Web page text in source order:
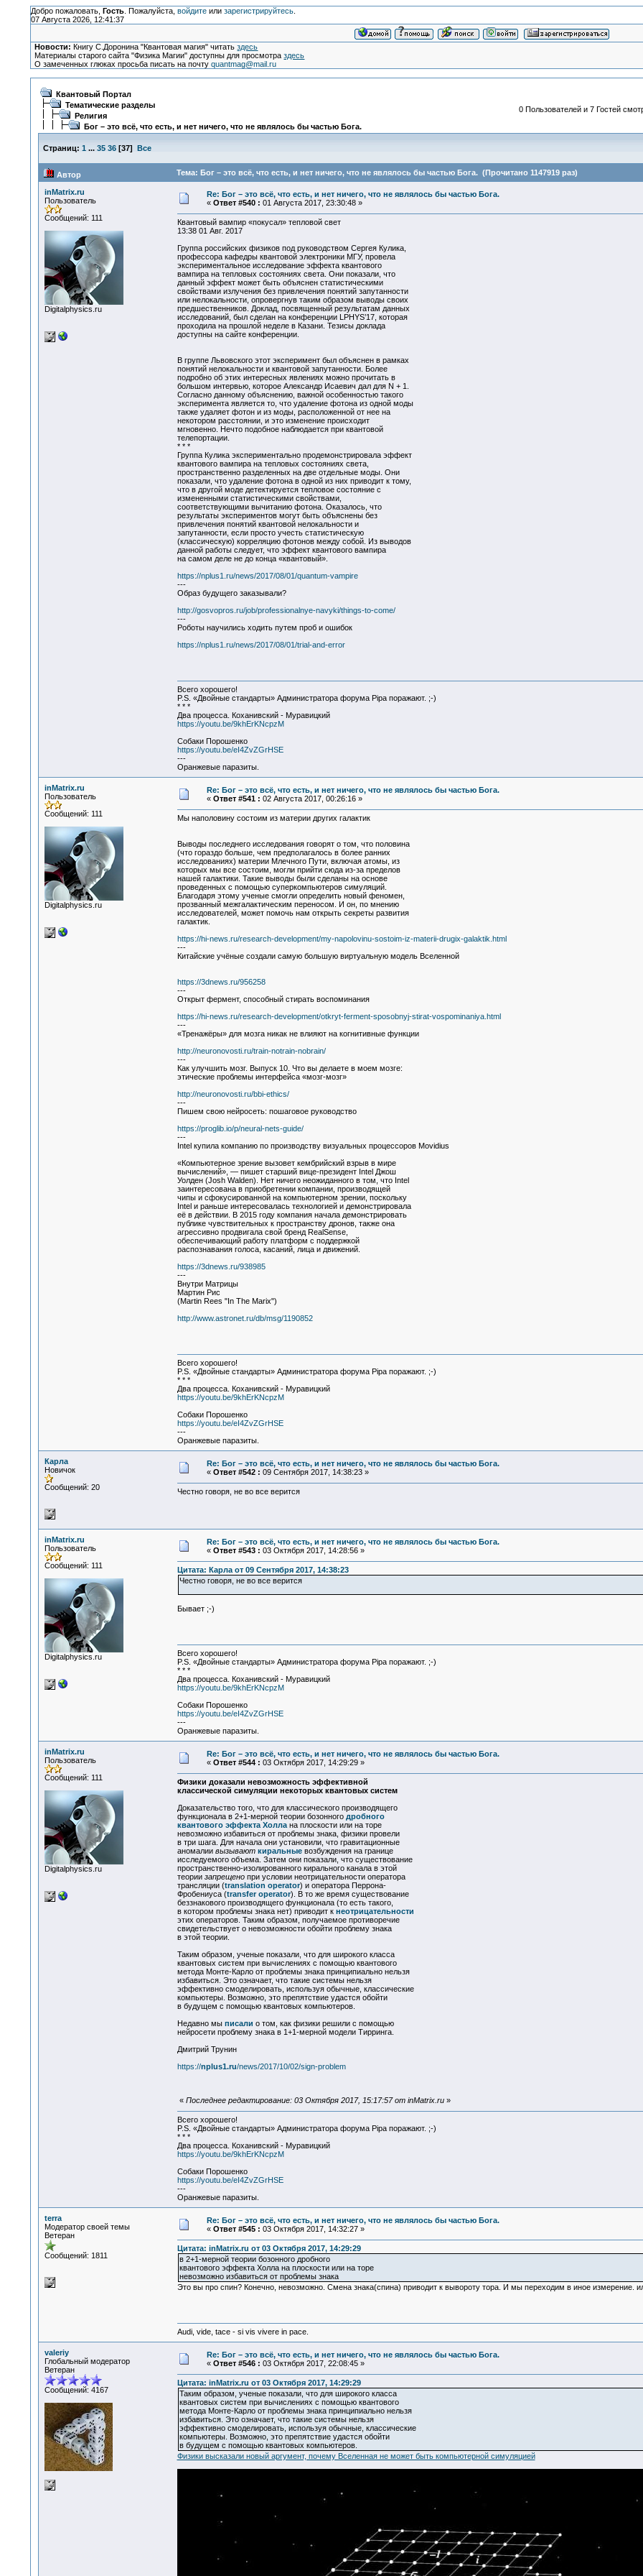
Добро пожаловать, Гость. Пожалуйста, войдитеили зарегистрируйтесь.
07 Августа 2026, 12:41:37
Новости: Книгу С.Доронина "Квантовая магия" читатьздесь
Материалы старого сайта "Физика Магии" доступны для просмотраздесь
О замеченных глюках просьба писать на почтуquantmag@mail.ru
Квантовый Портал
Тематические разделы
Религия
Бог – это всё, что есть, и нет ничего, что не являлось бы частью Бога.
0 Пользователей и 7 Гостей
Страниц: 1 ... 35 36[37] Все
Автор Тема: Бог – это всё, что есть, и нет ничего, что не являлось бы частью Бога. (Прочитано 1147919 раз)
inMatrix.ru
Пользователь
Сообщений: 111
Digitalphysics.ru
Re: Бог – это всё, что есть, и нет ничего, что не являлось бы частью Бога.
« Ответ #540 : 01 Августа 2017, 23:30:48 »
Квантовый вампир «покусал» тепловой свет
13:38 01 Авг. 2017
Группа российских физиков под руководством Сергея Кулика,
профессора кафедры квантовой электроники МГУ, провела
экспериментальное исследование эффекта квантового
вампира на тепловых состояниях света. Они показали, что
данный эффект может быть объяснен статистическими
свойствами излучения без привлечения понятий запутанности
или нелокальности, опровергнув таким образом выводы своих
предшественников. Доклад, посвященный результатам данных
исследований, был сделан на конференции LPHYS’17, которая
проходила на прошлой неделе в Казани. Тезисы доклада
доступны на сайте конференции.
В группе Львовского этот эксперимент был объяснен в рамках
понятий нелокальности и квантовой запутанности. Более
подробно об этих интересных явлениях можно прочитать в
большом интервью, которое Александр Исаевич дал для N + 1.
Согласно данному объяснению, важной особенностью такого
эксперимента является то, что удаление фотона из одной моды
также удаляет фотон и из моды, расположенной от нее на
некотором расстоянии, и это изменение происходит
мгновенно. Нечто подобное наблюдается при квантовой
телепортации.
* * *
Группа Кулика экспериментально продемонстрировала эффект
квантового вампира на тепловых состояниях света,
пространственно разделенных на две отдельные моды. Они
показали, что удаление фотона в одной из них приводит к тому,
что в другой моде детектируется тепловое состояние с
измененными статистическими свойствами,
соответствующими вычитанию фотона. Оказалось, что
результаты экспериментов могут быть объяснены без
привлечения понятий квантовой нелокальности и
запутанности, если просто учесть статистическую
(классическую) корреляцию фотонов между собой. Из выводов
данной работы следует, что эффект квантового вампира
на самом деле не до конца «квантовый».
https://nplus1.ru/news/2017/08/01/quantum-vampire
---
Образ будущего заказывали?
http://gosvopros.ru/job/professionalnye-navyki/things-to-come/
---
Роботы научились ходить путем проб и ошибок
https://nplus1.ru/news/2017/08/01/trial-and-error
Всего хорошего!
P.S. «Двойные стандарты» Администратора форума Pipa поражают. ;-)
* * *
Два процесса. Коханивский - Муравицкий
https://youtu.be/9khErKNcpzM
Собаки Порошенко
https://youtu.be/eI4ZvZGrHSE
---
Оранжевые паразиты.
inMatrix.ru
Пользователь
Сообщений: 111
Digitalphysics.ru
Re: Бог – это всё, что есть, и нет ничего, что не являлось бы частью Бога.
« Ответ #541 : 02 Августа 2017, 00:26:16 »
Мы наполовину состоим из материи других галактик
Выводы последнего исследования говорят о том, что половина
(что гораздо больше, чем предполагалось в более ранних
исследованиях) материи Млечного Пути, включая атомы, из
которых мы все состоим, могли прийти сюда из-за пределов
нашей галактики. Такие выводы были сделаны на основе
проведенных с помощью суперкомпьютеров симуляций.
Благодаря этому ученые смогли определить новый феномен,
прозванный межгалактическим переносом. И он, по мнению
исследователей, может помочь нам открыть секреты развития
галактик.
https://hi-news.ru/research-development/my-napolovinu-sostoim-iz-materii-drugix-galaktik.html
---
Китайские учёные создали самую большую виртуальную модель Вселенной
https://3dnews.ru/956258
---
Открыт фермент, способный стирать воспоминания
https://hi-news.ru/research-development/otkryt-ferment-sposobnyj-stirat-vospominaniya.html
---
«Тренажёры» для мозга никак не влияют на когнитивные функции
http://neuronovosti.ru/train-notrain-nobrain/
---
Как улучшить мозг. Выпуск 10. Что вы делаете в моем мозге:
этические проблемы интерфейса «мозг-мозг»
http://neuronovosti.ru/bbi-ethics/
---
Пишем свою нейросеть: пошаговое руководство
https://proglib.io/p/neural-nets-guide/
---
Intel купила компанию по производству визуальных процессоров Movidius
«Компьютерное зрение вызовет кембрийский взрыв в мире
вычислений», — пишет старший вице-президент Intel Джош
Уолден (Josh Walden). Нет ничего неожиданного в том, что Intel
заинтересована в приобретении компании, производящей
чипы и сфокусированной на компьютерном зрении, поскольку
Intel и раньше интересовалась технологией и демонстрировала
её в действии. В 2015 году компания начала демонстрировать
публике чувствительных к пространству дронов, также она
агрессивно продвигала свой бренд RealSense,
обеспечивающий работу платформ с поддержкой
распознавания голоса, касаний, лица и движений.
https://3dnews.ru/938985
---
Внутри Матрицы
Мартин Рис
(Martin Rees "In The Marix")
http://www.astronet.ru/db/msg/1190852
Всего хорошего!
P.S. «Двойные стандарты» Администратора форума Pipa поражают. ;-)
* * *
Два процесса. Коханивский - Муравицкий
https://youtu.be/9khErKNcpzM
Собаки Порошенко
https://youtu.be/eI4ZvZGrHSE
---
Оранжевые паразиты.
Карла
Новичок
Сообщений: 20
Re: Бог – это всё, что есть, и нет ничего, что не являлось бы частью Бога.
« Ответ #542 : 09 Сентября 2017, 14:38:23 »
Честно говоря, не во все верится
inMatrix.ru
Пользователь
Сообщений: 111
Digitalphysics.ru
Re: Бог – это всё, что есть, и нет ничего, что не являлось бы частью Бога.
« Ответ #543 : 03 Октября 2017, 14:28:56 »
Цитата: Карла от 09 Сентября 2017, 14:38:23
Честно говоря, не во все верится
Бывает ;-)
Всего хорошего!
P.S. «Двойные стандарты» Администратора форума Pipa поражают. ;-)
* * *
Два процесса. Коханивский - Муравицкий
https://youtu.be/9khErKNcpzM
Собаки Порошенко
https://youtu.be/eI4ZvZGrHSE
---
Оранжевые паразиты.
inMatrix.ru
Пользователь
Сообщений: 111
Digitalphysics.ru
Re: Бог – это всё, что есть, и нет ничего, что не являлось бы частью Бога.
« Ответ #544 : 03 Октября 2017, 14:29:29 »
Физики доказали невозможность эффективной
классической симуляции некоторых квантовых систем
Доказательство того, что для классического производящего
функционала в 2+1-мерной теории бозонного дробного
квантового эффекта Холлана плоскости или на торе
невозможно избавиться от проблемы знака, физики провели
в три шага. Для начала они установили, что гравитационные
аномалии вызывают киральныевозбуждения на границе
исследуемого объема. Затем они показали, что существование
пространственно-изолированного кирального канала в этой
теории запрещенопри условии неотрицательности оператора
трансляции (translation operator) и оператора Перрона-
Фробениуса (transfer operator). В то же время существование
беззнакового производящего функционала (то есть такого,
в котором проблемы знака нет) приводит к неотрицательности
этих операторов. Таким образом, получаемое противоречие
свидетельствует о невозможности обойти проблему знака
в этой теории.
Таким образом, ученые показали, что для широкого класса
квантовых систем при вычислениях с помощью квантового
метода Монте-Карло от проблемы знака принципиально нельзя
избавиться. Это означает, что такие системы нельзя
эффективно смоделировать, используя обычные, классические
компьютеры. Возможно, это препятствие удастся обойти
в будущем с помощью квантовых компьютеров.
Недавно мы писали о том, как физики решили с помощью
нейросети проблему знака в 1+1-мерной модели Тирринга.
Дмитрий Трунин
https://nplus1.ru/news/2017/10/02/sign-problem
« Последнее редактирование: 03 Октября 2017, 15:17:57 от inMatrix.ru»
Всего хорошего!
P.S. «Двойные стандарты» Администратора форума Pipa поражают. ;-)
* * *
Два процесса. Коханивский - Муравицкий
https://youtu.be/9khErKNcpzM
Собаки Порошенко
https://youtu.be/eI4ZvZGrHSE
---
Оранжевые паразиты.
terra
Модератор своей темы
Ветеран
Сообщений: 1811
Re: Бог – это всё, что есть, и нет ничего, что не являлось бы частью Бога.
« Ответ #545 : 03 Октября 2017, 14:32:27 »
Цитата: inMatrix.ru от 03 Октября 2017, 14:29:29
в 2+1-мерной теории бозонного дробного
квантового эффекта Холла на плоскости или на торе
невозможно избавиться от проблемы знака
Это вы про спин? Конечно, невозможно. Смена знака(спина) приводит к вывороту тора. И мы переходим в иное измерение.
Audi, vide, tace - si vis vivere in pace.
valeriy
Глобальный модератор
Ветеран
Сообщений: 4167
Re: Бог – это всё, что есть, и нет ничего, что не являлось бы частью Бога.
« Ответ #546 : 03 Октября 2017, 22:08:45 »
Цитата: inMatrix.ru от 03 Октября 2017, 14:29:29
Таким образом, ученые показали, что для широкого класса
квантовых систем при вычислениях с помощью квантового
метода Монте-Карло от проблемы знака принципиально нельзя
избавиться. Это означает, что такие системы нельзя
эффективно смоделировать, используя обычные, классические
компьютеры. Возможно, это препятствие удастся обойти
в будущем с помощью квантовых компьютеров.
Физики высказали новый аргумент, почему Вселенная не может быть компьютерной симуляцией